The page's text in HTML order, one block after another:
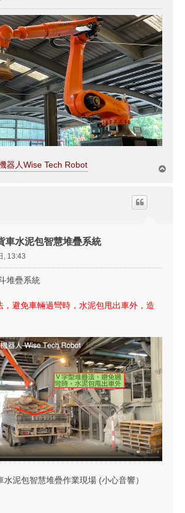
器人Wise Tech Robot
車水泥包智慧堆疊系統
, 13:43
堆疊系統
，避免車輛過彎時，水泥包甩出車外，造
泥包智慧堆疊作業現場 (小心音響）